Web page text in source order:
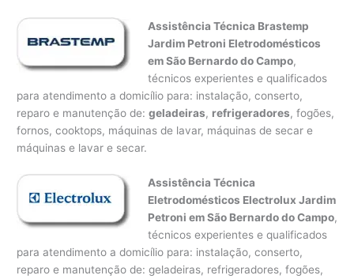
Assistência Técnica Brastemp
Jardim Petroni Eletrodomésticos
em São Bernardo do Campo,
técnicos experientes e qualificados
para atendimento a domicílio para: instalação, conserto,
reparo e manutenção de:geladeiras, refrigeradores, fogões,
fornos, cooktops, máquinas de lavar, máquinas de secar e
máquinas e lavar e secar.
Assistência Técnica
Eletrodomésticos Electrolux Jardim
Petroni em São Bernardo do Campo,
técnicos experientes e qualificados
para atendimento a domicílio para: instalação, conserto,
reparo e manutenção de: geladeiras, refrigeradores, fogões,